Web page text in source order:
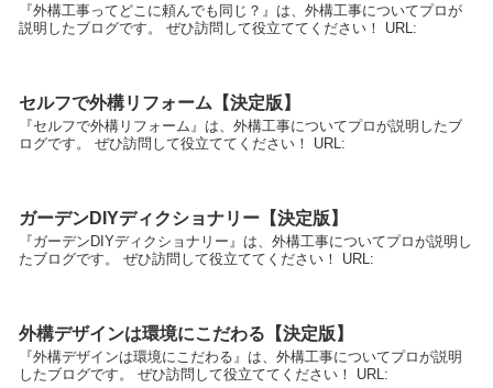
『外構工事ってどこに頼んでも同じ？』は、外構工事についてプロが
説明したブログです。 ぜひ訪問して役立ててください！ URL:
セルフで外構リフォーム【決定版】
『セルフで外構リフォーム』は、外構工事についてプロが説明したブ
ログです。 ぜひ訪問して役立ててください！ URL:
ガーデンDIYディクショナリー【決定版】
『ガーデンDIYディクショナリー』は、外構工事についてプロが説明し
たブログです。 ぜひ訪問して役立ててください！ URL:
外構デザインは環境にこだわる【決定版】
『外構デザインは環境にこだわる』は、外構工事についてプロが説明
したブログです。 ぜひ訪問して役立ててください！ URL: